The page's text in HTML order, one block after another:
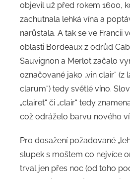
objevil už před rokem 1600,
zachutnala lehká vína a
narůstala. A tak se ve Francii
oblasti Bordeaux z odrůd
Sauvignon a Merlot začalo
označované jako „vin clair“ (z
clarum“) tedy světlé víno.
„clairet“ či „clair“ tedy
což odráželo barvu nového
Pro dosažení požadované
slupek s moštem co nejvíce
trval jen přes noc (od toho